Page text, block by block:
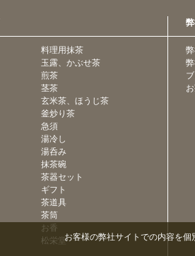
料理用抹茶
玉露、かぶせ茶
煎茶
茎茶
玄米茶、ほうじ茶
釜炒り茶
急須
湯冷し
湯呑み
抹茶碗
茶器セット
ギフト
茶道具
茶筒
お香
松栄堂お客様の弊社サイトでの内容を個